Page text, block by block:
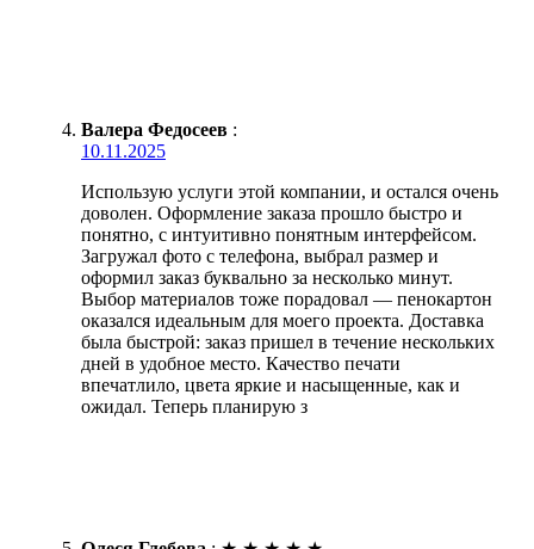
Валера Федосеев :
10.11.2025
Использую услуги этой компании, и остался очень
доволен. Оформление заказа прошло быстро и
понятно, с интуитивно понятным интерфейсом.
Загружал фото с телефона, выбрал размер и
оформил заказ буквально за несколько минут.
Выбор материалов тоже порадовал — пенокартон
оказался идеальным для моего проекта. Доставка
была быстрой: заказ пришел в течение нескольких
дней в удобное место. Качество печати
впечатлило, цвета яркие и насыщенные, как и
ожидал. Теперь планирую з